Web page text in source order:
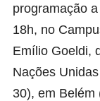
programação
18h, no
Emílio Goeldi,
Nações
30), em Belém